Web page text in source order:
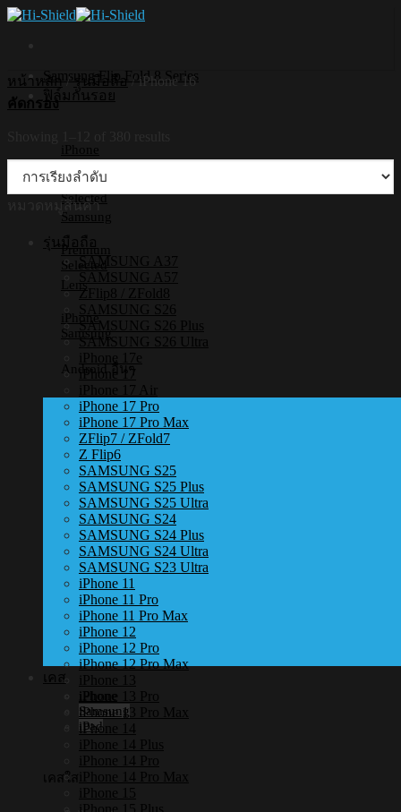
Skip
Samsung Flip Fold 8 Series
ฟิล์มกันรอย
iPhone
Premium
Selected
Samsung
Premium
Selected
Lens
iPhone
Samsung
Android อื่นๆ
เคส
iPhone
Samsung
iPad
เคสใส
หน้าหลัก / รุ่นมือถือ /iPhone 16
คัดกรอง
หมวดหมู่สินค้า
รุ่นมือถือ
SAMSUNG A37
SAMSUNG A57
ZFlip8 / ZFold8
SAMSUNG S26
SAMSUNG S26 Plus
SAMSUNG S26 Ultra
iPhone 17e
iPhone 17
iPhone 17 Air
iPhone 17 Pro
iPhone 17 Pro Max
ZFlip7 / ZFold7
Z Flip6
SAMSUNG S25
SAMSUNG S25 Plus
SAMSUNG S25 Ultra
SAMSUNG S24
SAMSUNG S24 Plus
SAMSUNG S24 Ultra
SAMSUNG S23 Ultra
iPhone 11
iPhone 11 Pro
iPhone 11 Pro Max
iPhone 12
iPhone 12 Pro
iPhone 12 Pro Max
iPhone 13
iPhone 13 Pro
iPhone 13 Pro Max
iPhone 14
iPhone 14 Plus
iPhone 14 Pro
iPhone 14 Pro Max
iPhone 15
iPhone 15 Plus